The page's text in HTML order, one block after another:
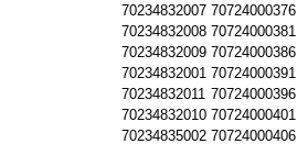
70234832007 70724000376
70234832008 70724000381
70234832009 70724000386
70234832001 70724000391
70234832011 70724000396
70234832010 70724000401
70234835002 70724000406